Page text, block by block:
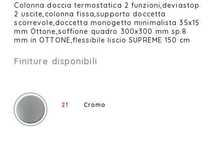
Colonna doccia termostatica 2 funzioni,deviastop
2 uscite,colonna fissa,supporto doccetta
scorrevole,doccetta monogetto minimalista 35x15
mm Ottone,soffione quadro 300x300 mm sp.8
mm in OTTONE,flessibile liscio SUPREME 150 cm
Finiture disponibili
21 Cromo